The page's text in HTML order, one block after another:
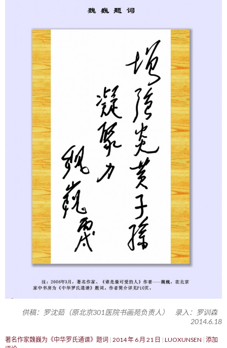
供稿：罗沈茹（原北京301医院书画苑负责人） 录入：罗训森
2014.6.18
著名作家魏巍为《中华罗氏通谱》题词 2014 年 6 月 21 日 LUOXUNSEN 添加